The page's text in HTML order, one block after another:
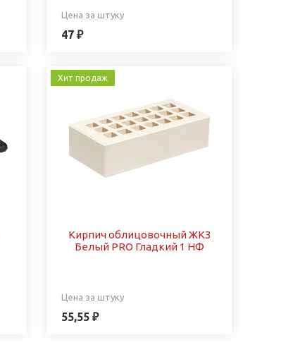
Цена за штуку
47 ₽
Хит продаж
Кирпич облицовочный ЖКЗ
Белый PRO Гладкий 1 НФ
Цена за штуку
55,55 ₽